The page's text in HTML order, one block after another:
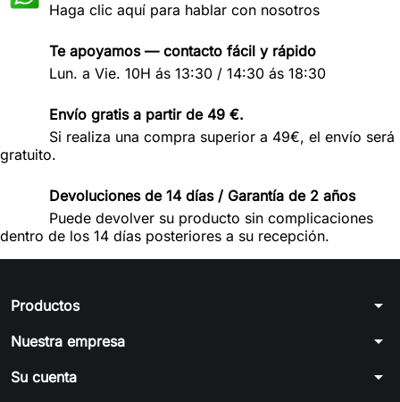
Haga clic aquí para hablar con nosotros
Te apoyamos — contacto fácil y rápido
Lun. a Vie. 10H ás 13:30 / 14:30 ás 18:30
Envío gratis a partir de 49 €.
Si realiza una compra superior a 49€, el envío será
gratuito.
Devoluciones de 14 días / Garantía de 2 años
Puede devolver su producto sin complicaciones
dentro de los 14 días posteriores a su recepción.
Productos arrow_drop_down
Nuestra empresa arrow_drop_down
Su cuenta arrow_drop_down